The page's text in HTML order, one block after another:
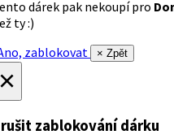
dárek pak nekoupí pro
ty :)
zablokovat
× Zpět
zablokování dárku